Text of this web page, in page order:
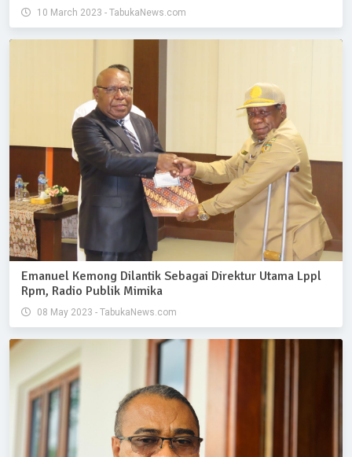
10 March 2023 - TabukaNews.com
Emanuel Kemong Dilantik Sebagai Direktur Utama Lppl
Rpm, Radio Publik Mimika
08 May 2023 - TabukaNews.com